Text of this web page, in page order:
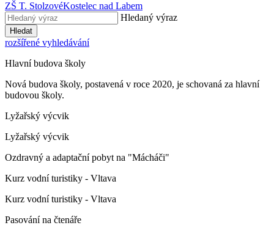
ZŠ T. StolzovéKostelec nad Labem
Hledaný výraz
Hledat
rozšířené vyhledávání
Hlavní budova školy
Nová budova školy, postavená v roce 2020, je schovaná za hlavní
budovou školy.
Lyžařský výcvik
Lyžařský výcvik
Ozdravný a adaptační pobyt na "Mácháči"
Kurz vodní turistiky - Vltava
Kurz vodní turistiky - Vltava
Pasování na čtenáře